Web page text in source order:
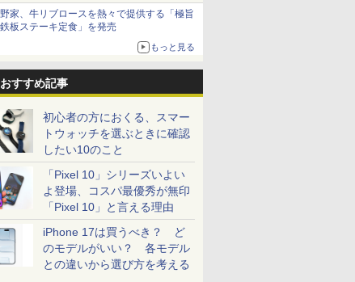
家、牛リブロースを熱々で提供する「極旨
板ステーキ定食」を発売
もっと見る
おすすめ記事
初心者の方におくる、スマー
トウォッチを選ぶときに確認
したい10のこと
「Pixel 10」シリーズいよい
よ登場、コスパ最優秀が無印
「Pixel 10」と言える理由
iPhone 17は買うべき？ ど
のモデルがいい？ 各モデル
との違いから選び方を考える